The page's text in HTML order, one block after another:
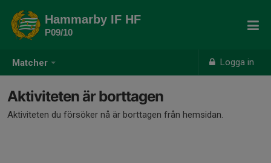
Matcher Logga in
Hammarby IF HF
P09/10
Aktiviteten är borttagen
Aktiviteten du försöker nå är borttagen från hemsidan.